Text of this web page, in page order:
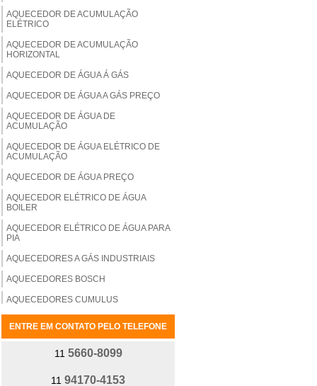
AQUECEDOR DE ACUMULAÇÃO
ELÉTRICO
AQUECEDOR DE ACUMULAÇÃO
HORIZONTAL
AQUECEDOR DE ÁGUA Á GÁS
AQUECEDOR DE ÁGUA A GÁS PREÇO
AQUECEDOR DE ÁGUA DE
ACUMULAÇÃO
AQUECEDOR DE ÁGUA ELÉTRICO DE
ACUMULAÇÃO
AQUECEDOR DE ÁGUA PREÇO
AQUECEDOR ELÉTRICO DE ÁGUA
BOILER
AQUECEDOR ELÉTRICO DE ÁGUA PARA
PIA
AQUECEDORES A GÁS INDUSTRIAIS
AQUECEDORES BOSCH
AQUECEDORES CUMULUS
INDUSTRIAIS PARA ÁGUA
AQUECEDORES HARMAN
ELÉTRICOS
ENTRE EM CONTATO PELO TELEFONE
11 5660-8099
11 94170-4153